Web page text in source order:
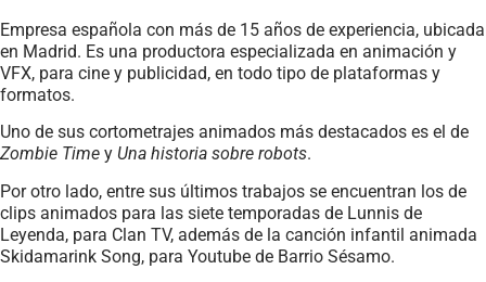
Empresa española con más de 15 años de experiencia, ubicada
en Madrid. Es una productora especializada en animación y
VFX, para cine y publicidad, en todo tipo de plataformas y
formatos.
Uno de sus cortometrajes animados más destacados es el de
Zombie Time y Una historia sobre robots.
Por otro lado, entre sus últimos trabajos se encuentran los de
clips animados para las siete temporadas de Lunnis de
Leyenda, para Clan TV, además de la canción infantil animada
Skidamarink Song, para Youtube de Barrio Sésamo.